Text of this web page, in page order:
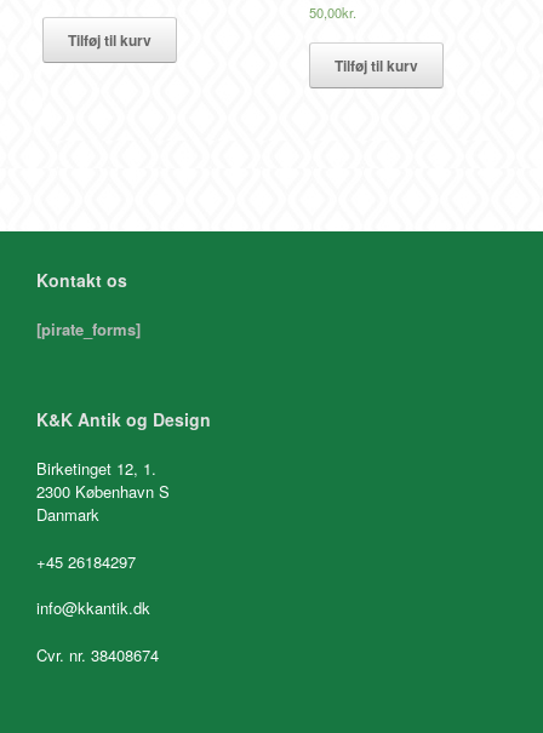
Tilføj til kurv
50,00kr.
Tilføj til kurv
Kontakt os
[pirate_forms]
K&K Antik og Design
Birketinget 12, 1.
2300 København S
Danmark
+45 26184297
info@kkantik.dk
Cvr. nr. 38408674